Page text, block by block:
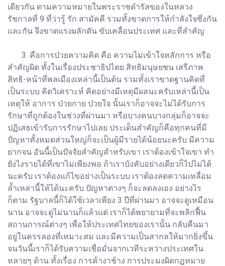
เดียวกัน ตามความหมายในพระราชดำรัสของในหลวง
รัชกาลที่ 9 ที่ว่ารู้ รัก สามัคคี รวมทั้งขาดการให้กำลังใจซึ่งกัน
และกัน จึงขาดแรงผลักดัน ขับเคลื่อนประเทศ และที่สำคัญ
3. คือการป่วยความคิด คือ ความไม่เข้าใจหลักการ หรือ
สำคัญผิด ทั้งในเรื่องประชาธิปไตย สิทธิมนุษยชน เสรีภาพ
สิทธิ-หน้าที่พลเมืองเหล่านี้เป็นต้น รวมทั้งเราขาดฐานคิดที่
เป็นระบบ คิดวิเคราะห์ คิดอย่างมีเหตุมีผลนะครับเหล่านี้เป็น
เหตุให้ อาการ ป่วยกาย ป่วยใจ นั้นเราก็อาจจะไม่ได้รับการ
รักษาที่ถูกต้องในช่วงที่ผ่านมา หรือบางคนบางกลุ่มก็อาจจะ
ปฏิเสธเข้ารับการรักษาไปเลย ประเด็นสำคัญก็คือทุกคนที่มี
ปัญหาทั้งหมดส่วนใหญ่ก็จะเป็นผู้มีรายได้น้อยนะครับ มีความ
ยากจน อันนี้เป็นปัจจัยสำคัญสำหรับเขา เราต้องเข้าใจเขา ทำ
ยังไงรายได้ที่เขาไม่เพียงพอ ถ้าเราบังคับอย่างเดียวก็ไปไม่ได้
นะครับ เราต้องแก้ไขอย่างเป็นระบบ เราต้องลดความเหลื่อม
ล้ำเหล่านี้ให้ได้นะครับ ปัญหาต่างๆ ก็จะลดลงเอง อย่างไร
ก็ตาม รัฐบาลนี้ก็ได้ใช้เวลาเพียง 3 ปีที่ผ่านมา อาจจะดูเหมือน
นาน อาจจะดูไม่นานก็แล้วแต่ เราก็ได้พยายามที่จะพลิกฟื้น
สถานการณ์ต่างๆ เพื่อให้ประเทศไทยของเรานั้น กลับคืนมา
อยู่ในครรลองที่เหมาะสม และมีความเป็นสากลให้มากยิ่งขึ้น
จนวันนี้เราก็ได้รับความเชื่อมั่นจากเวทีระหว่างประเทศใน
หลายๆ ด้าน ทั้งเรื่อง การค้างาช้าง การประมงผิดกฎหมาย